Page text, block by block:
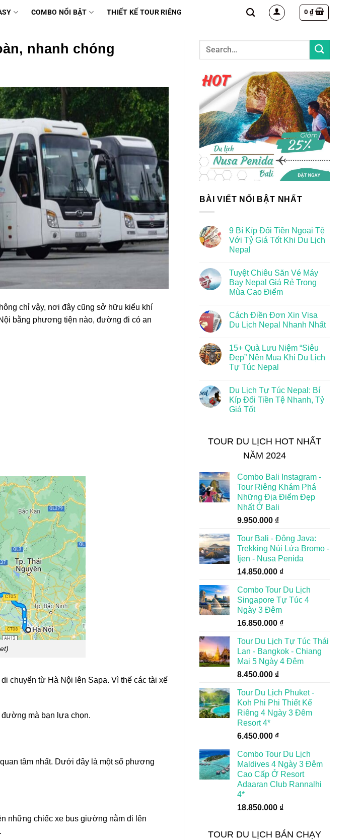
COMBO NỔI BẬT THIẾT KẾ TOUR RIÊNG 0 ₫
nhanh chóng
chỉ vậy, nơi đây cũng sở hữu kiểu khí
bằng phương tiện nào, đường đi có an
chuyển từ Hà Nội lên Sapa. Vì thế các tài xế
mà bạn lựa chọn.
tâm nhất. Dưới đây là một số phương
những chiếc xe bus giường nằm đi lên
BÀI VIẾT NỔI BẬT NHẤT
9 Bí Kíp Đổi Tiền Ngoại Tệ
Với Tỷ Giá Tốt Khi Du Lịch
Nepal
Tuyệt Chiêu Săn Vé Máy
Bay Nepal Giá Rẻ Trong
Mùa Cao Điểm
Cách Điền Đơn Xin Visa
Du Lịch Nepal Nhanh Nhất
15+ Quà Lưu Niệm “Siêu
Đẹp” Nên Mua Khi Du Lịch
Tự Túc Nepal
Du Lịch Tự Túc Nepal: Bí
Kíp Đổi Tiền Tệ Nhanh, Tỷ
Giá Tốt
TOUR DU LỊCH HOT NHẤT
NĂM 2024
Combo Bali Instagram -
Tour Riêng Khám Phá
Những Địa Điểm Đẹp
Nhất Ở Bali
9.950.000 ₫
Tour Bali - Đông Java:
Trekking Núi Lửa Bromo -
Ijen - Nusa Penida
14.850.000 ₫
Combo Tour Du Lịch
Singapore Tự Túc 4
Ngày 3 Đêm
16.850.000 ₫
Tour Du Lịch Tự Túc Thái
Lan - Bangkok - Chiang
Mai 5 Ngày 4 Đêm
8.450.000 ₫
Tour Du Lịch Phuket -
Koh Phi Phi Thiết Kế
Riêng 4 Ngày 3 Đêm
Resort 4*
6.450.000 ₫
Combo Tour Du Lịch
Maldives 4 Ngày 3 Đêm
Cao Cấp Ở Resort
Adaaran Club Rannalhi
4*
18.850.000 ₫
TOUR DU LỊCH BÁN CHẠY